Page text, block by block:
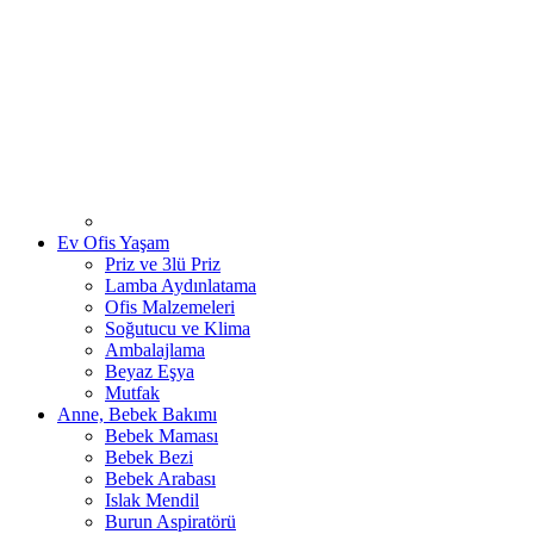
Ev Ofis Yaşam
Priz ve 3lü Priz
Lamba Aydınlatama
Ofis Malzemeleri
Soğutucu ve Klima
Ambalajlama
Beyaz Eşya
Mutfak
Anne, Bebek Bakımı
Bebek Maması
Bebek Bezi
Bebek Arabası
Islak Mendil
Burun Aspiratörü